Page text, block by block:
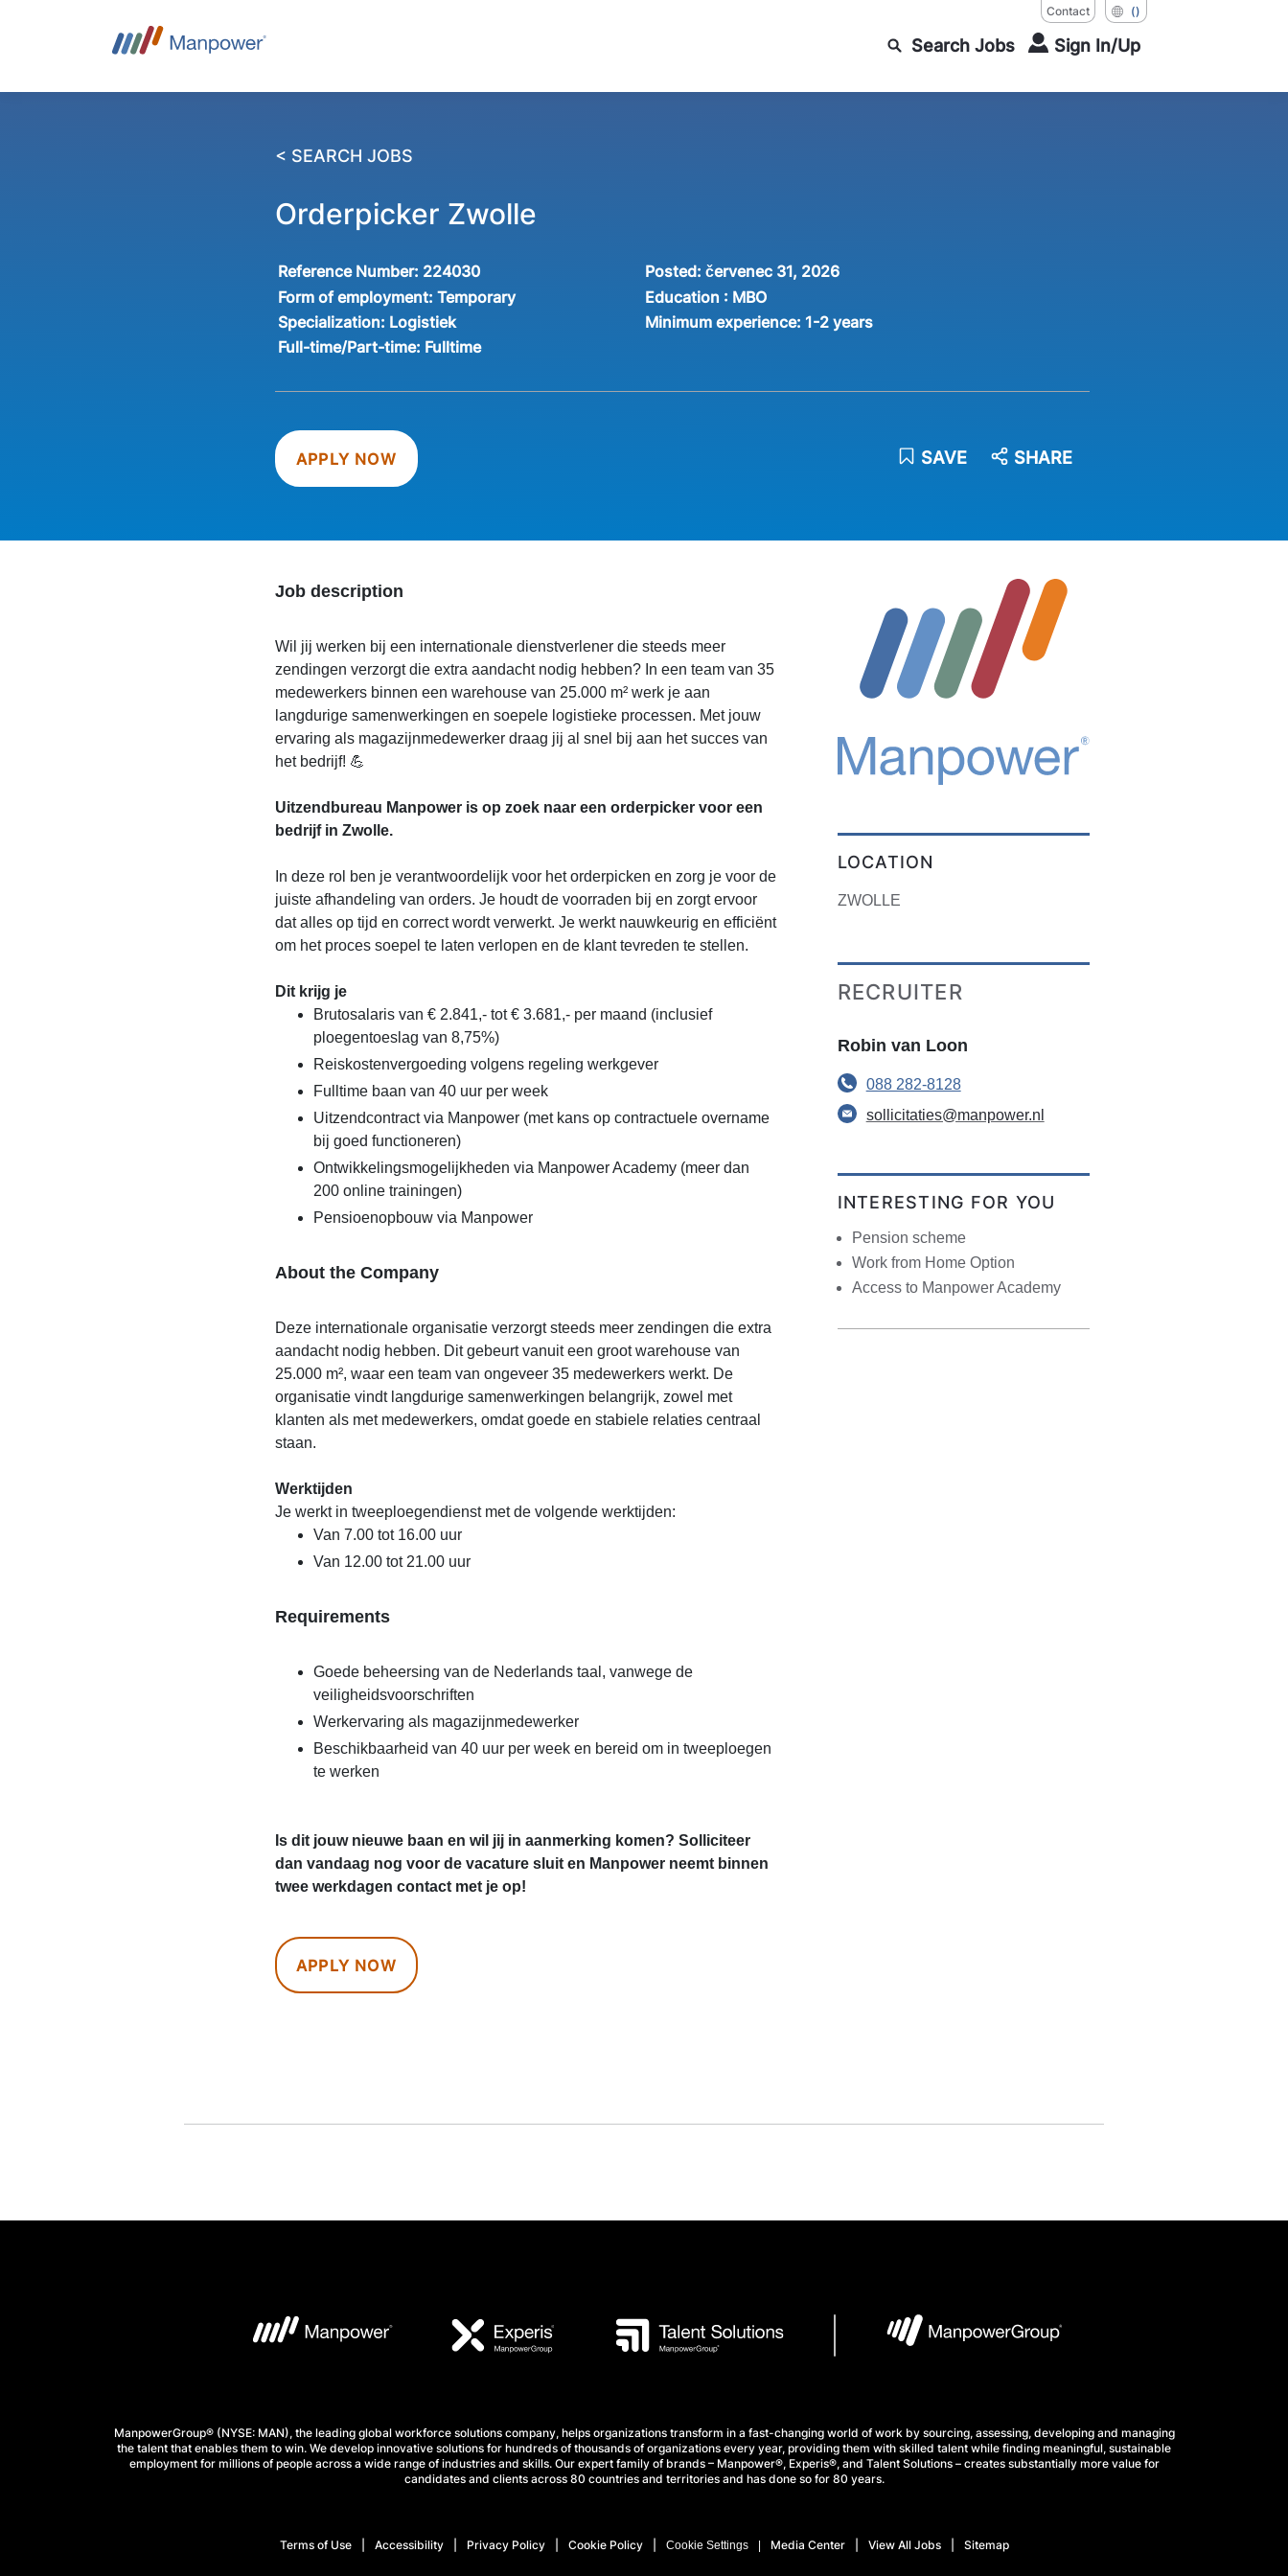
Contact ()
Search Jobs Sign In/Up
< SEARCH JOBS
Orderpicker Zwolle
Reference Number: 224030 Posted: červenec 31, 2026
Form of employment:Temporary Education : MBO
Specialization: Logistiek Minimum experience: 1-2 years
Full-time/Part-time: Fulltime
APPLY NOW SAVE SHARE
Job description
Wil jij werken bij een internationale dienstverlener die steeds meer
zendingen verzorgt die extra aandacht nodig hebben? In een team van 35
medewerkers binnen een warehouse van 25.000 m² werk je aan
langdurige samenwerkingen en soepele logistieke processen. Met jouw
ervaring als magazijnmedewerker draag jij al snel bij aan het succes van
het bedrijf! 💪
Uitzendbureau Manpower is op zoek naar een orderpicker voor een
bedrijf in Zwolle.
In deze rol ben je verantwoordelijk voor het orderpicken en zorg je voor de
juiste afhandeling van orders. Je houdt de voorraden bij en zorgt ervoor
dat alles op tijd en correct wordt verwerkt. Je werkt nauwkeurig en efficiënt
om het proces soepel te laten verlopen en de klant tevreden te stellen.
Dit krijg je
Brutosalaris van € 2.841,- tot € 3.681,- per maand (inclusief
ploegentoeslag van 8,75%)
Reiskostenvergoeding volgens regeling werkgever
Fulltime baan van 40 uur per week
Uitzendcontract via Manpower (met kans op contractuele overname
bij goed functioneren)
Ontwikkelingsmogelijkheden via Manpower Academy (meer dan
200 online trainingen)
Pensioenopbouw via Manpower
About the Company
Deze internationale organisatie verzorgt steeds meer zendingen die extra
aandacht nodig hebben. Dit gebeurt vanuit een groot warehouse van
25.000 m², waar een team van ongeveer 35 medewerkers werkt. De
organisatie vindt langdurige samenwerkingen belangrijk, zowel met
klanten als met medewerkers, omdat goede en stabiele relaties centraal
staan.
Werktijden
Je werkt in tweeploegendienst met de volgende werktijden:
Van 7.00 tot 16.00 uur
Van 12.00 tot 21.00 uur
Requirements
Goede beheersing van de Nederlands taal, vanwege de
veiligheidsvoorschriften
Werkervaring als magazijnmedewerker
Beschikbaarheid van 40 uur per week en bereid om in tweeploegen
te werken
Is dit jouw nieuwe baan en wil jij in aanmerking komen? Solliciteer
dan vandaag nog voor de vacature sluit en Manpower neemt binnen
twee werkdagen contact met je op!
APPLY NOW
LOCATION
ZWOLLE
RECRUITER
Robin van Loon
088 282-8128
sollicitaties@manpower.nl
INTERESTING FOR YOU
Pension scheme
Work from Home Option
Access to Manpower Academy
ManpowerGroup® (NYSE: MAN), the leading global workforce solutions company, helps organizations transform in a fast-changing world of work by sourcing, assessing, developing and managing
the talent that enables them to win. We develop innovative solutions for hundreds of thousands of organizations every year, providing them with skilled talent while finding meaningful, sustainable
employment for millions of people across a wide range of industries and skills. Our expert family of brands – Manpower®, Experis®, and Talent Solutions – creates substantially more value for
candidates and clients across 80 countries and territories and has done so for 80 years.
Terms of Use Accessibility Privacy Policy Cookie Policy Cookie Settings Media Center View All Jobs Sitemap